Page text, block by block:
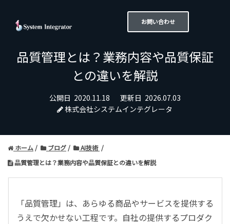
お問い合わせ
品質管理とは？業務内容や品質保証
との違いを解説
公開日 2020.11.18 更新日 2026.07.03
株式会社システムインテグレータ
ホーム ブログ
AI技術
品質管理とは？業務内容や品質保証との違いを解説
「品質管理」は、あらゆる商品やサービスを提供する
うえで欠かせない工程です。自社の提供するプロダク